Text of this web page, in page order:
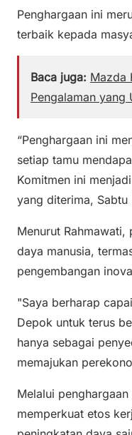
Penghargaan ini
terbaik kepada
Baca juga: Mazda
Pengalaman yang
“Penghargaan ini
setiap tamu
Komitmen ini
yang diterima,
Menurut
daya manusia,
pengembangan
"Saya berharap
Depok untuk terus
hanya sebagai
memajukan
Melalui
memperkuat etos